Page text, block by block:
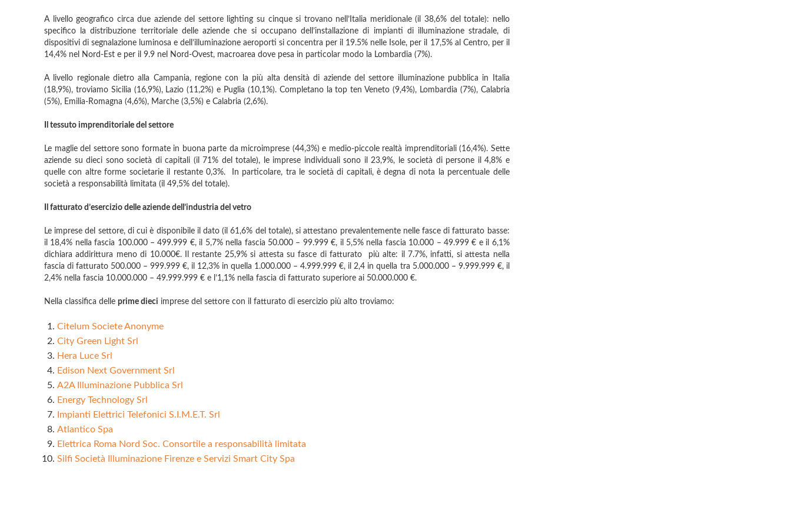
A livello geografico circa due aziende del settore lighting su cinque si trovano nell’Italia meridionale (il 38,6% del totale): nello
specifico la distribuzione territoriale delle aziende che si occupano dell’installazione di impianti di illuminazione stradale, di
dispositivi di segnalazione luminosa e dell’illuminazione aeroporti si concentra per il 19.5% nelle Isole, per il 17,5% al Centro, per il
14,4% nel Nord-Est e per il 9.9 nel Nord-Ovest, macroarea dove pesa in particolar modo la Lombardia (7%).
A livello regionale dietro alla Campania, regione con la più alta densità di aziende del settore illuminazione pubblica in Italia
(18,9%), troviamo Sicilia (16,9%), Lazio (11,2%) e Puglia (10,1%). Completano la top ten Veneto (9,4%), Lombardia (7%), Calabria
(5%), Emilia-Romagna (4,6%), Marche (3,5%) e Calabria (2,6%).
Il tessuto imprenditoriale del settore
Le maglie del settore sono formate in buona parte da microimprese (44,3%) e medio-piccole realtà imprenditoriali (16,4%). Sette
aziende su dieci sono società di capitali (il 71% del totale), le imprese individuali sono il 23,9%, le società di persone il 4,8% e
quelle con altre forme societarie il restante 0,3%. In particolare, tra le società di capitali, è degna di nota la percentuale delle
società a responsabilità limitata (il 49,5% del totale).
Il fatturato d’esercizio delle aziende dell’industria del vetro
Le imprese del settore, di cui è disponibile il dato (il 61,6% del totale), si attestano prevalentemente nelle fasce di fatturato basse:
il 18,4% nella fascia 100.000 – 499.999 €, il 5,7% nella fascia 50.000 – 99.999 €, il 5,5% nella fascia 10.000 – 49.999 € e il 6,1%
dichiara addirittura meno di 10.000€. Il restante 25,9% si attesta su fasce di fatturato più alte: il 7.7%, infatti, si attesta nella
fascia di fatturato 500.000 – 999.999 €, il 12,3% in quella 1.000.000 – 4.999.999 €, il 2,4 in quella tra 5.000.000 – 9.999.999 €, il
2,4% nella fascia 10.000.000 – 49.999.999 € e l’1,1% nella fascia di fatturato superiore ai 50.000.000 €.
Nella classifica delle prime dieci imprese del settore con il fatturato di esercizio più alto troviamo:
Citelum Societe Anonyme
City Green Light Srl
Hera Luce Srl
Edison Next Government Srl
A2A Illuminazione Pubblica Srl
Energy Technology Srl
Impianti Elettrici Telefonici S.I.M.E.T. Srl
Atlantico Spa
Elettrica Roma Nord Soc. Consortile a responsabilità limitata
Silfi Società Illuminazione Firenze e Servizi Smart City Spa